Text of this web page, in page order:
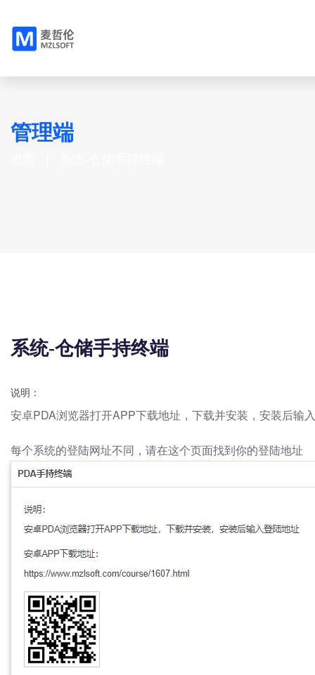
管理端
系统-仓储手持终端
说明 ：
安卓PDA浏览器打开APP下载地址，下载并安装，安装后输
每个系统的登陆网址不同，请在这个页面找到你的登陆地址